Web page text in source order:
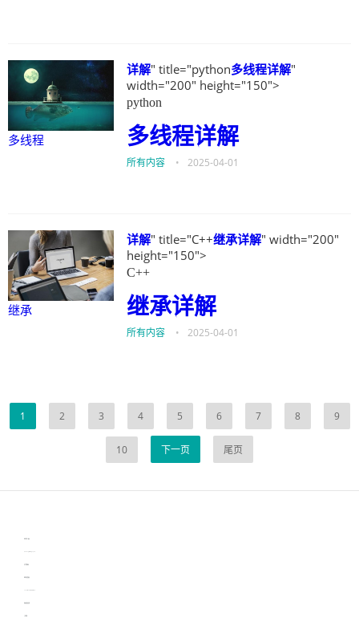
多线程
详解" title="python多线程详解"
width="200" height="150">
python
多线程详解
所有内容 • 2025-04-01
继承
详解" title="C++继承详解" width="200"
height="150">
C++
继承详解
所有内容 • 2025-04-01
1 2 3 4 5 6 7 8 9
10 下一页 尾页